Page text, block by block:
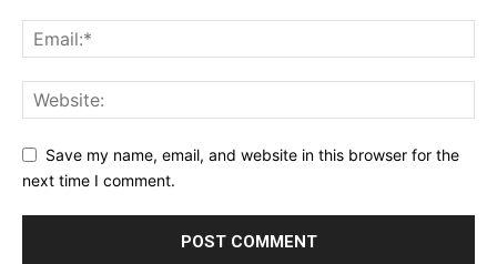
Save my name, email, and website in this browser for the
next time I comment.